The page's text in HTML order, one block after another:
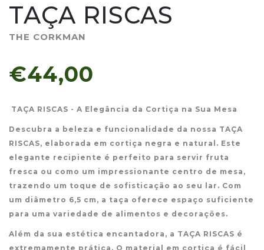
TAÇA RISCAS
THE CORKMAN
€44,00
TAÇA RISCAS - A Elegância da Cortiça na Sua Mesa
Descubra a beleza e funcionalidade da nossa TAÇA
RISCAS, elaborada em cortiça negra e natural. Este
elegante recipiente é perfeito para servir fruta
fresca ou como um impressionante centro de mesa,
trazendo um toque de sofisticação ao seu lar. Com
um diâmetro 6,5 cm, a taça oferece espaço suficiente
para uma variedade de alimentos e decorações.
Além da sua estética encantadora, a TAÇA RISCAS é
extremamente prática. O material em cortiça é fácil